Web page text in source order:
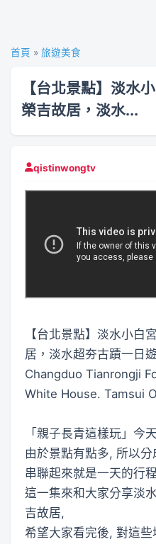
首頁 » 旅遊美食
【台北景點】淡水
榮吉故居，淡水...
qistinwongtv
【台北景點】淡水小白
居，淡水超夯古蹟一日
Changduo Tianrongji
White House. Tamsui
「親子長青這樣玩」今
由於景點有點多, 所以分
串聯起來就是一天的行
這一集來和大家分享淡
吉故居,
希望大家看完後, 對這